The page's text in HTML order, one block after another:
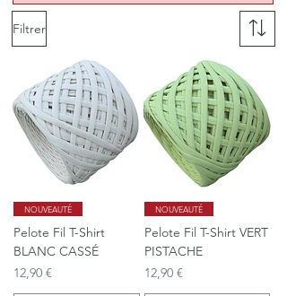
Filtrer
NOUVEAUTÉ
Pelote Fil T-Shirt
BLANC CASSÉ
Prix
12,90 €
NOUVEAUTÉ
Pelote Fil T-Shirt VERT
PISTACHE
Prix
12,90 €